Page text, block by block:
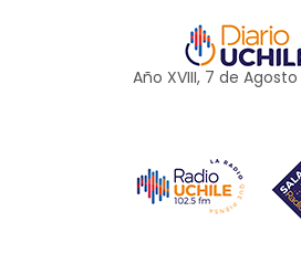
Año XVIII, 7 de Agosto